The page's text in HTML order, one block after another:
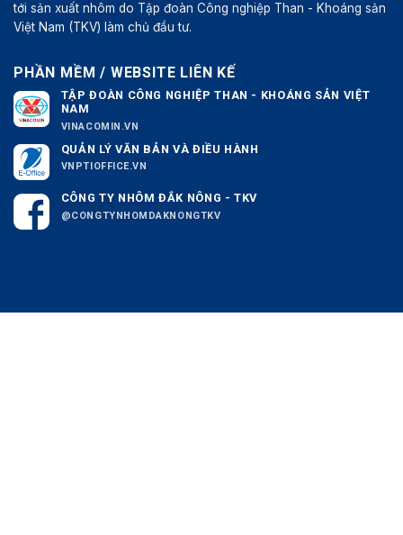
tới sản xuất nhôm do Tập đoàn Công nghiệp Than - Khoáng sản
Việt Nam (TKV) làm chủ đầu tư.
PHẦN MỀM / WEBSITE LIÊN KẾ
TẬP ĐOÀN CÔNG NGHIỆP THAN - KHOÁNG SẢN VIỆT
NAM
VINACOMIN.VN
QUẢN LÝ VĂN BẢN VÀ ĐIỀU HÀNH
VNPTIOFFICE.VN
CÔNG TY NHÔM ĐẮK NÔNG - TKV
@CONGTYNHOMDAKNONGTKV